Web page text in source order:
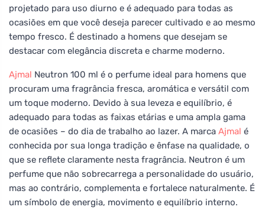
projetado para uso diurno e é adequado para todas as
ocasiões em que você deseja parecer cultivado e ao mesmo
tempo fresco. É destinado a homens que desejam se
destacar com elegância discreta e charme moderno.
Ajmal Neutron 100 ml é o perfume ideal para homens que
procuram uma fragrância fresca, aromática e versátil com
um toque moderno. Devido à sua leveza e equilíbrio, é
adequado para todas as faixas etárias e uma ampla gama
de ocasiões – do dia de trabalho ao lazer. A marca Ajmal é
conhecida por sua longa tradição e ênfase na qualidade, o
que se reflete claramente nesta fragrância. Neutron é um
perfume que não sobrecarrega a personalidade do usuário,
mas ao contrário, complementa e fortalece naturalmente. É
um símbolo de energia, movimento e equilíbrio interno.